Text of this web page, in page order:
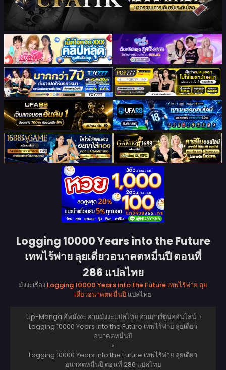
Logging 10000 Years into the Future
เทพไร้พ่าย ลุยเดี่ยวอนาคตหมื่นปี ตอนที่
286 แปลไทย
มังงะเรื่อง Logging 10000 Years into the Future เทพไร้พ่าย ลุย
เดี่ยวอนาคตหมื่นปี แปลไทย
Up-Manga อัพมังงะ อ่านมังงะแปลไทย อ่านการ์ตูนออนไลน์ ›
Logging 10000 Years into the Future เทพไร้พ่าย ลุยเดี่ยว
อนาคตหมื่นปี
›
Logging 10000 Years into the Future เทพไร้พ่าย ลุยเดี่ยว
อนาคตหมื่นปี ตอนที่ 286 แปลไทย